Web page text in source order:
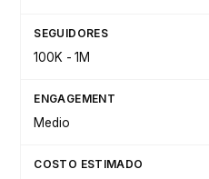
100K - 1M
Medio